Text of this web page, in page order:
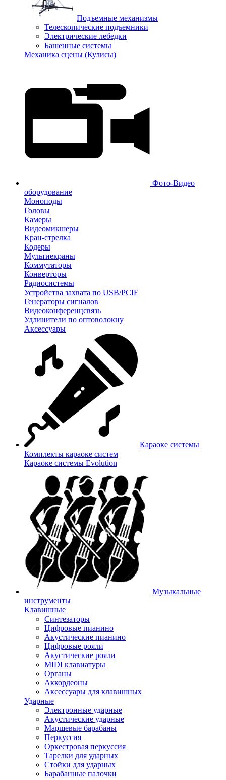
Подъемные механизмы
Телескопические подъемники
Электрические лебедки
Башенные системы
Механика сцены (Кулисы)
Фото-Видео
оборудование
Моноподы
Головы
Камеры
Видеомикшеры
Кран-стрелка
Кодеры
Мультиекраны
Коммутаторы
Конверторы
Радиосистемы
Устройства захвата по USB/PCIE
Генераторы сигналов
Видеоконференцсвязь
Удлинители по оптоволокну
Аксессуары
Караоке системы
Комплекты караоке систем
Караоке системы Evolution
Музыкальные
инструменты
Клавишные
Синтезаторы
Цифровые пианино
Акустические пианино
Цифровые рояли
Акустические рояли
MIDI клавиатуры
Органы
Аккордеоны
Аксессуары для клавишных
Ударные
Электронные ударные
Акустические ударные
Маршевые барабаны
Перкуссия
Оркестровая перкуссия
Тарелки для ударных
Стойки для ударных
Барабанные палочки